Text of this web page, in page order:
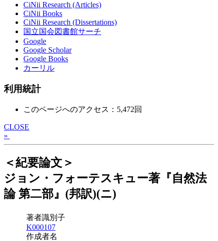
CiNii Research (Articles)
CiNii Books
CiNii Research (Dissertations)
国立国会図書館サーチ
Google
Google Scholar
Google Books
カーリル
利用統計
このページへのアクセス：5,472回
CLOSE
»
＜紀要論文＞
ジョン・フォーテスキュー著『自然法
論 第二部』(邦訳)(ニ)
著者識別子
K000107
作成者名